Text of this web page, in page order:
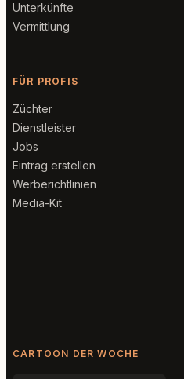
Unterkünfte
Vermittlung
FÜR PROFIS
Züchter
Dienstleister
Jobs
Eintrag erstellen
Werberichtlinien
Media-Kit
CARTOON DER WOCHE